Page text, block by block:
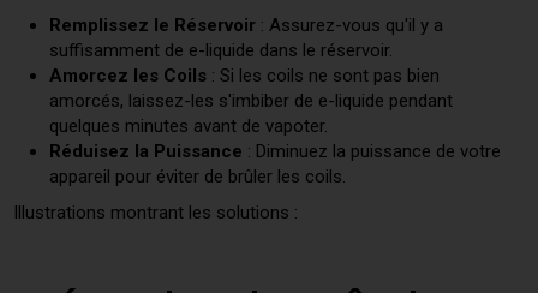
Remplissez le Réservoir : Assurez-vous qu'il y a
suffisamment de e-liquide dans le réservoir.
Amorcez les Coils : Si les coils ne sont pas bien
amorcés, laissez-les s'imbiber de e-liquide pendant
quelques minutes avant de vapoter.
Réduisez la Puissance : Diminuez la puissance de votre
appareil pour éviter de brûler les coils.
Illustrations montrant les solutions :